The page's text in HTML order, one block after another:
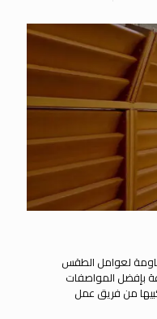
لعوامل الطقس
بإفضل المواصفات
من فريق عمل